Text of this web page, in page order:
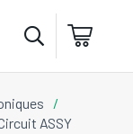
/
ASSY